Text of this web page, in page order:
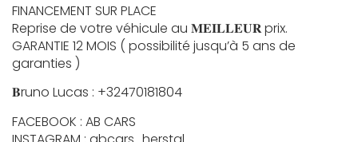
FINANCEMENT SUR PLACE
Reprise de votre véhicule au 𝐌𝐄𝐈𝐋𝐋𝐄𝐔𝐑 prix.
GARANTIE 12 MOIS ( possibilité jusqu’à 5 ans de
garanties )
𝐁runo Lucas : +32470181804
FACEBOOK : AB CARS